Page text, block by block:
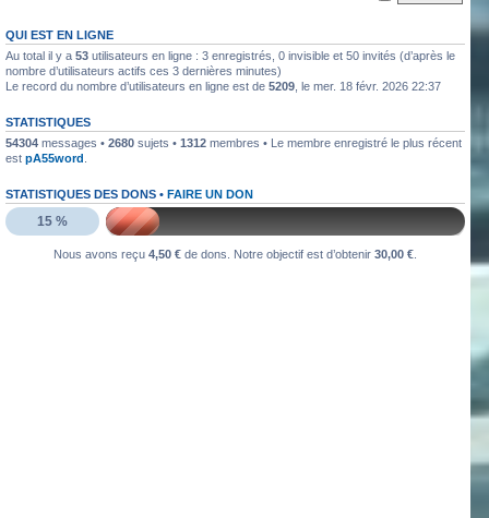
labbethoven•18 mars 2024, 18:32
Hello, des fans d'Alsace Village ? C'est quoi votre record avec une
550PP à peu près ?
QUI EST EN LIGNE
Au total il y a 53 utilisateurs en ligne : 3 enregistrés, 0 invisible et 50 invités (d’après le
nombre d’utilisateurs actifs ces 3 dernières minutes)
Le record du nombre d’utilisateurs en ligne est de 5209 , le mer. 18 févr. 2026 22:37
STATISTIQUES
54304 messages • 2680 sujets • 1312 membres • Le membre enregistré le plus récent
est pA55word
STATISTIQUES DES DONS • FAIRE UN DON
15 %
Nous avons reçu4,50 € de dons. Notre objectif est d’obtenir30,00 €